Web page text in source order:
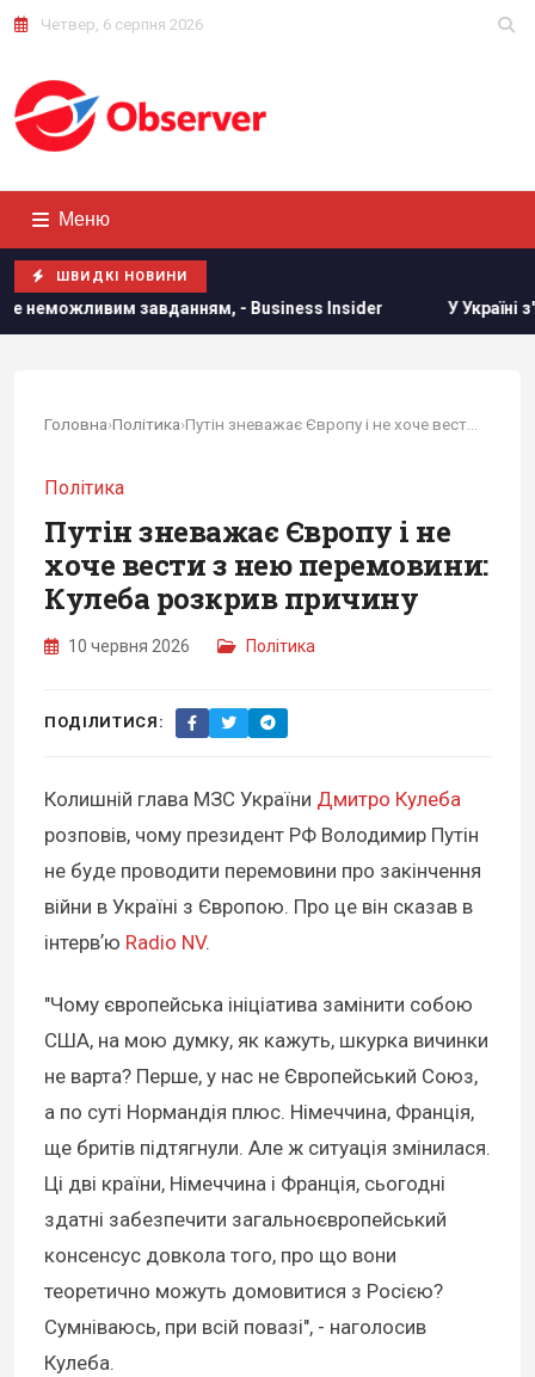
Четвер, 6 серпня 2026
Меню
ШВИДКІ НОВИНИ
завданням, - Business Insider У Україні з'явиться
Головна›Політика›
Політика
Путін зневажає Європу і не
хоче вести з нею перемовини:
Кулеба розкрив причину
10 червня 2026 Політика
ПОДІЛИТИСЯ:
Колишній глава МЗС України Дмитро Кулеба
розповів, чому президент РФ Володимир Путін
не буде проводити перемовини про закінчення
війни в Україні з Європою. Про це він сказав в
інтервʼю Radio NV.
"Чому європейська ініціатива замінити собою
США, на мою думку, як кажуть, шкурка вичинки
не варта? Перше, у нас не Європейський Союз,
а по суті Нормандія плюс. Німеччина, Франція,
ще бритів підтягнули. Але ж ситуація змінилася.
Ці дві країни, Німеччина і Франція, сьогодні
здатні забезпечити загальноєвропейський
консенсус довкола того, про що вони
теоретично можуть домовитися з Росією?
Сумніваюсь, при всій повазі", - наголосив
Кулеба.